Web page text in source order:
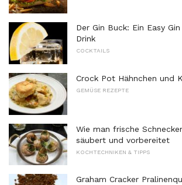
Der Gin Buck: Ein Easy
Drink
COCKTAILS
Crock Pot Hähnchen und
GEMÜSE REZEPTE
Wie man frische
säubert und vorbereitet
KOCHTECHNIKEN & TIPPS
Graham Cracker